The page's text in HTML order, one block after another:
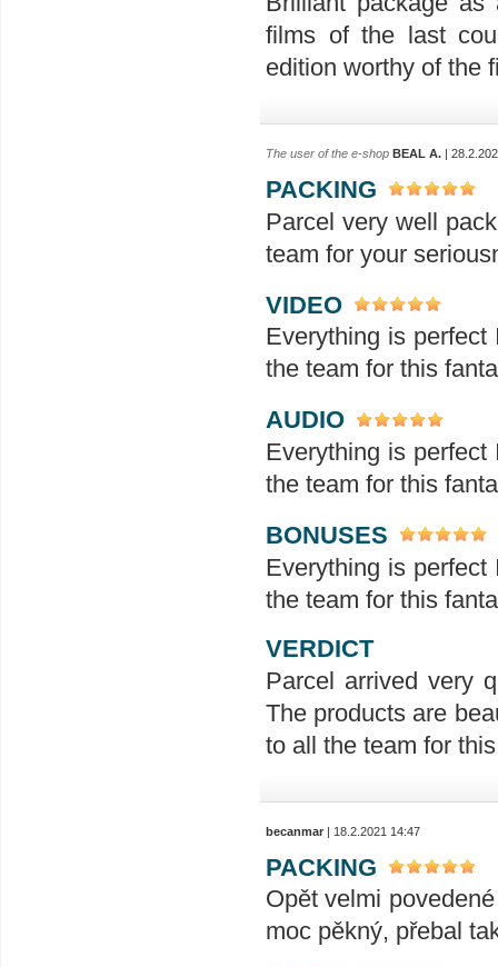
films of the last
edition worthy of the
The user of the e-shop BEAL A. |
PACKING
Parcel very well
team for your
VIDEO
Everything is
the team for this
AUDIO
Everything is
the team for this
BONUSES
Everything is
the team for this
VERDICT
Parcel arrived very
The products are
to all the team for
becanmar | 18.2.2021 14:47
PACKING
Opět velmi
moc pěkný, přebal